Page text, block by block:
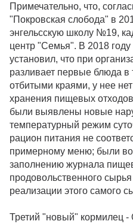
Примечательно, что,
"Покровская слобода" в
энгельсскую школу №19,
центр "Семья". В 2018
установил, что при
разливает первые блюда в
отбитыми краями, у нее
хранения пищевых
были выявлены новые
температурный режим
рацион питания не
примерному меню; были
заполнению журнала
продовольственного сырья
реализации этого самого
Третий "новый" кормилец